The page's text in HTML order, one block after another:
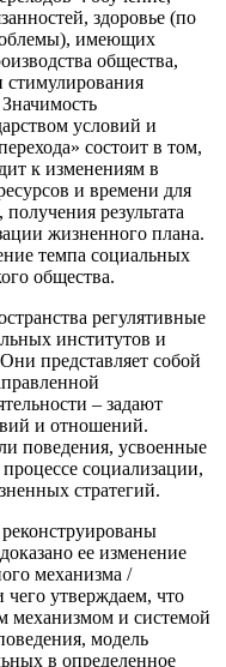
здоровье (по
имеющих
общества,
стимулирования
условий и
состоит в том,
к изменениям в
и времени для
результата
жизненного плана.
темпа социальных
общества.
регулятивные
институтов и
представляет собой
– задают
и отношений.
поведения, усвоенные
социализации,
стратегий.
ее изменение
механизма /
утверждаем, что
механизмом и системой
модель
в определенное